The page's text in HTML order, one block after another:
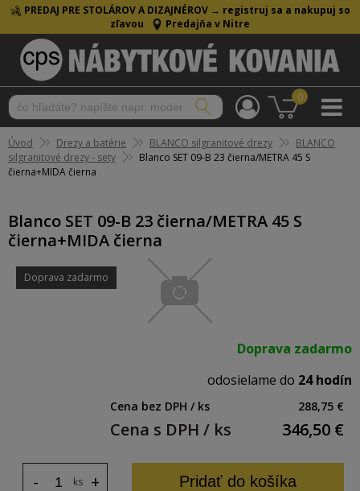
PREDAJ PRE STOLÁROV A DIZAJNÉROV → registruj sa a nakupuj so
zľavou
Predajňa v Nitre
0
Úvod Drezy a batérie BLANCO silgranitové drezy
BLANCO
silgranitové drezy - sety
Blanco SET 09-B 23 čierna/METRA 45 S
čierna+MIDA čierna
Blanco SET 09-B 23 čierna/METRA 45 S
čierna+MIDA čierna
Doprava zadarmo
Doprava zadarmo
odosielame do 24 hodín
Cena bez DPH / ks 288,75 €
Cena s DPH / ks 346,50 €
ks +
- Pridať do košíka